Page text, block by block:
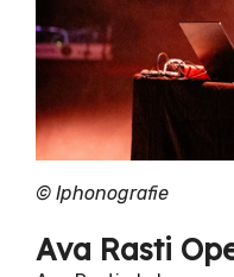
© Iphonografie
Ava Rasti